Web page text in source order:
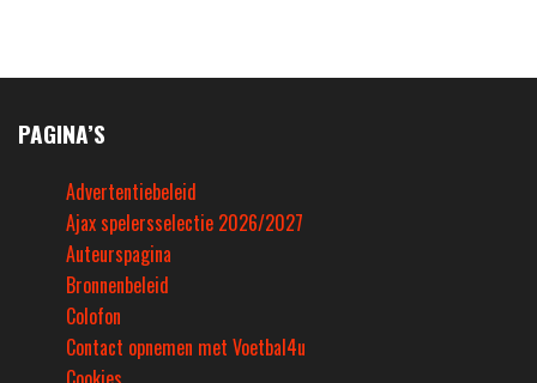
PAGINA’S
Advertentiebeleid
Ajax spelersselectie 2026/2027
Auteurspagina
Bronnenbeleid
Colofon
Contact opnemen met Voetbal4u